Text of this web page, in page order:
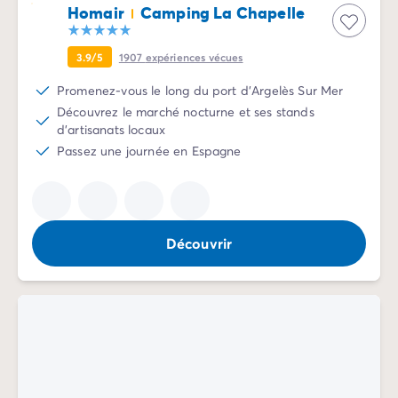
Camping Costa Blanca
Camping Alicante
Camping Benidorm
Camping Costa del Azahar
Camping Valence
Camping Italie
Camping Abruzzes
Camping Lombardie
Camping Lac de Garde
Camping Lac Majeur
Homair Camping La Chapelle
3.9/5 1907 expériences vécues
Promenez-vous le long du port d'Argelès Sur Mer
Découvrez le marché nocturne et ses stands
d'artisanats locaux
Passez une journée en Espagne
Découvrir